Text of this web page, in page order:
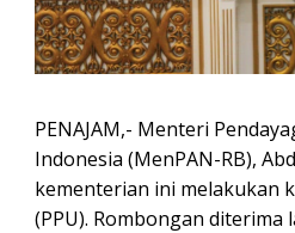
PENAJAM,- Menteri
Indonesia (MenPAN-RB),
kementerian ini melakukan
(PPU). Rombongan diterima